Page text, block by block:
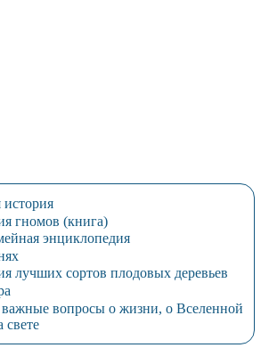
гномов (книга)
энциклопедия
лучших сортов плодовых деревьев
вопросы о жизни, о Вселенной
свете